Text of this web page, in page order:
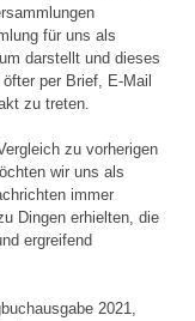
für uns als
darstellt und dieses
per Brief, E-Mail
zu treten.
zu vorherigen
wir uns als
immer
Dingen erhielten, die
ergreifend
2021,